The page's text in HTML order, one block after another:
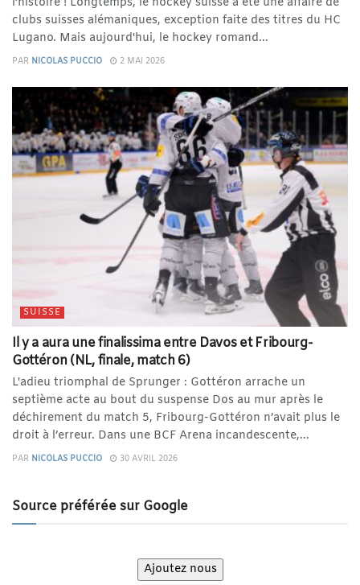
clubs suisses alémaniques, exception faite des titres du HC
Lugano. Mais aujourd'hui, le hockey romand...
PAR NICOLAS PUCCIO 2 MAI 2026
SUISSE
Il y a aura une finalissima entre Davos et Fribourg-
Gottéron (NL, finale, match 6)
L'adieu triomphal de Sprunger : Gottéron arrache un
septième acte au bout du suspense Dos au mur après le
déchirement du match 5, Fribourg-Gottéron n’avait plus le
droit à l’erreur. Dans une BCF Arena incandescente,...
PAR NICOLAS PUCCIO 30 AVRIL 2026
Source préférée sur Google
Ajoutez nous